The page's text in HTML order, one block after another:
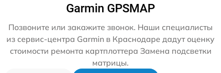
Garmin GPSMAP
Позвоните или закажите звонок. Наши специалисты
из сервис-центра Garmin в Краснодаре дадут оценку
стоимости ремонта картплоттера Замена подсветки
матрицы.